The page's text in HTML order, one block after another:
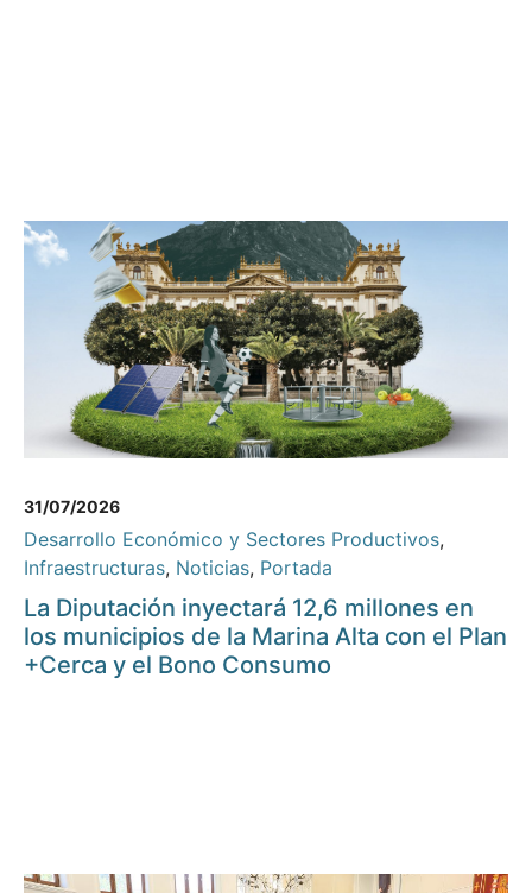
31/07/2026
Desarrollo Económico y Sectores Productivos,
Infraestructuras, Noticias, Portada
La Diputación inyectará 12,6 millones en
los municipios de la Marina Alta con el Plan
+Cerca y el Bono Consumo